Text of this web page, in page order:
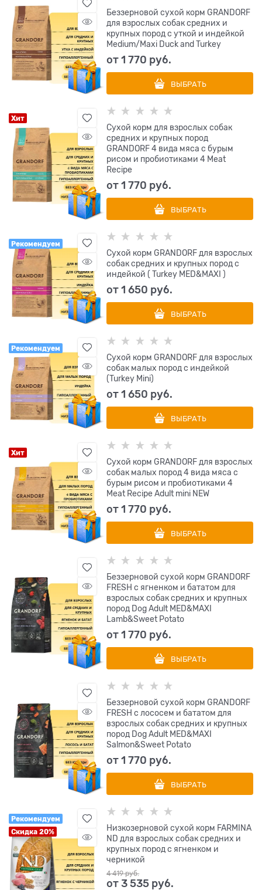
Беззерновой cухой корм GRANDORF
для взрослых собак средних и
крупных пород с уткой и индейкой
Medium/Maxi Duck and Turkey
от1 770 руб.
ВЫБРАТЬ
Хит
Сухой корм для взрослых собак
средних и крупных пород
GRANDORF 4 вида мяса с бурым
рисом и пробиотиками 4 Meat
Recipe
от1 770 руб.
ВЫБРАТЬ
Рекомендуем
Сухой корм GRANDORF для взрослых
собак средних и крупных пород с
индейкой ( Turkey MED&MAXI )
от1 650 руб.
ВЫБРАТЬ
Рекомендуем
Сухой корм GRANDORF для взрослых
собак малых пород с индейкой
(Turkey Mini)
от1 650 руб.
ВЫБРАТЬ
Хит
Сухой корм GRANDORF для взрослых
собак малых пород 4 вида мяса с
бурым рисом и пробиотиками 4
Meat Recipe Adult mini NEW
от1 770 руб.
ВЫБРАТЬ
Беззерновой сухой корм GRANDORF
FRESH с ягненком и бататом для
взрослых собак средних и крупных
пород Dog Adult MED&MAXI
Lamb&Sweet Potato
от1 770 руб.
ВЫБРАТЬ
Беззерновой сухой корм GRANDORF
FRESH с лососем и бататом для
взрослых собак средних и крупных
пород Dog Adult MED&MAXI
Salmon&Sweet Potato
от1 770 руб.
ВЫБРАТЬ
Рекомендуем
Скидка 20%
Низкозерновой cухой корм FARMINA
ND для взрослых собак средних и
крупных пород с ягненком и
черникой
4 419 руб.
от3 535 руб.